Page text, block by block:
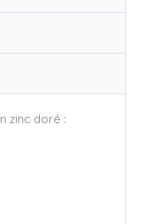
zinc doré :